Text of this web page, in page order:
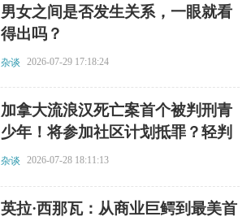
​男女之间是否发生关系，一眼就看
得出吗？
杂谈 2026-07-29 17:18:24
​加拿大流浪汉死亡案首个被判刑青
少年！将参加社区计划抵罪？轻判
杂谈 2026-07-28 18:11:13
​英拉·西那瓦：从商业巨鳄到最美首